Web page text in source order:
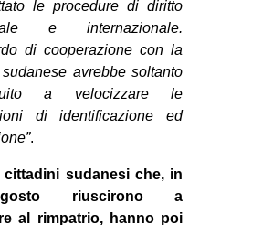
AFRICA
AMERICHE
ESTREMO ORIENTE
EUROPA
MONDO
EVENTI
le procedure di diritto
e internazionale.
di cooperazione con la
avrebbe soltanto
a velocizzare le
di identificazione ed
.
cittadini sudanesi che, in
riuscirono a
al rimpatrio, hanno poi